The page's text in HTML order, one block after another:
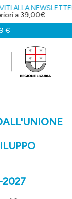
E OTTIENI IL
€
2027